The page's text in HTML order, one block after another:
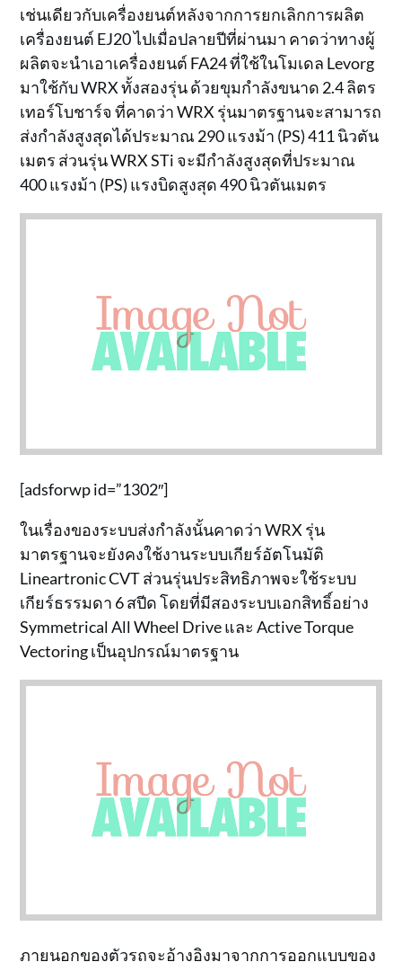
เช่นเดียวกับเครื่องยนต์หลังจากการยกเลิกการผลิต
เครื่องยนต์ EJ20 ไปเมื่อปลายปีที่ผ่านมา คาดว่าทางผู้
ผลิตจะนำเอาเครื่องยนต์ FA24 ที่ใช้ในโมเดล Levorg
มาใช้กับ WRX ทั้งสองรุ่น ด้วยขุมกำลังขนาด 2.4 ลิตร
เทอร์โบชาร์จ ที่คาดว่า WRX รุ่นมาตรฐานจะสามารถ
ส่งกำลังสูงสุดได้ประมาณ 290 แรงม้า (PS) 411 นิวตัน
เมตร ส่วนรุ่น WRX STi จะมีกำลังสูงสุดที่ประมาณ
400 แรงม้า (PS) แรงบิดสูงสุด 490 นิวตันเมตร
[adsforwp id=”1302″]
ในเรื่องของระบบส่งกำลังนั้นคาดว่า WRX รุ่น
มาตรฐานจะยังคงใช้งานระบบเกียร์อัตโนมัติ
Lineartronic CVT ส่วนรุ่นประสิทธิภาพจะใช้ระบบ
เกียร์ธรรมดา 6 สปีด โดยที่มีสองระบบเอกสิทธิ์อย่าง
Symmetrical All Wheel Drive และ Active Torque
Vectoring เป็นอุปกรณ์มาตรฐาน
ภายนอกของตัวรถจะอ้างอิงมาจากการออกแบบของ